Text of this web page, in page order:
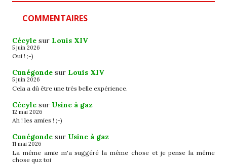
COMMENTAIRES
Cécyle sur Louis XIV
5 juin 2026
Oui ! ;-)
Cunégonde sur Louis XIV
5 juin 2026
Cela a dû être une très belle expérience.
Cécyle sur Usine à gaz
12 mai 2026
Ah ! les amies ! ;-)
Cunégonde sur Usine à gaz
11 mai 2026
La même amie m'a suggéré la même chose et je pense la même
chose quz toi